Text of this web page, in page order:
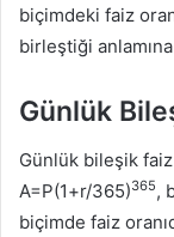
biçimdeki faiz
birleştiği
Günlük
Günlük bileşik
A=P(1+r/365)365,
biçimde faiz